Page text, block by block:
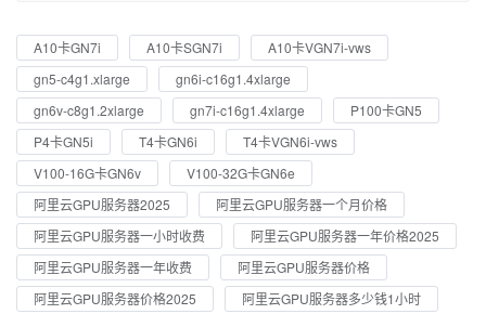
A10卡GN7i A10卡SGN7i
A10卡VGN7i-vws
gn5-c4g1.xlarge
gn6i-c16g1.4xlarge
gn6v-c8g1.2xlarge
gn7i-c16g1.4xlarge
P100卡GN5
P4卡GN5i
T4卡GN6i
T4卡VGN6i-vws
V100-16G卡GN6v
V100-32G卡GN6e
阿里云GPU服务器2025
阿里云GPU服务器一个月价格
阿里云GPU服务器一小时收费
阿里云GPU服务器一年价格2025
阿里云GPU服务器一年收费
阿里云GPU服务器价格
阿里云GPU服务器价格2025
阿里云GPU服务器多少钱1小时